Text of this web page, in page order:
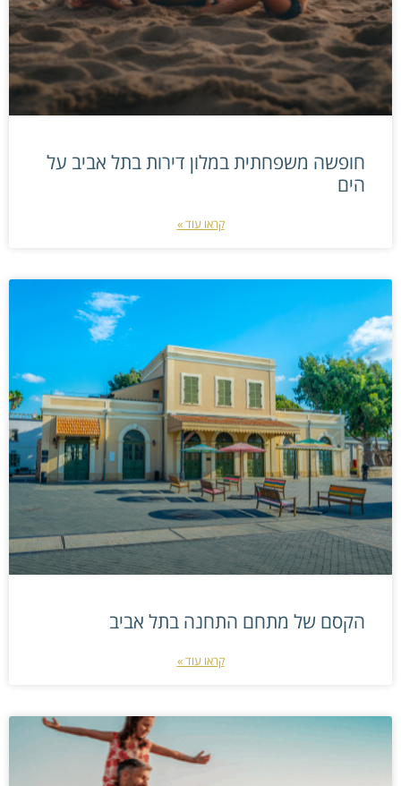
חופשה משפחתית במלון דירות בתל אביב על
הים
קראו עוד »
הקסם של מתחם התחנה בתל אביב
קראו עוד »